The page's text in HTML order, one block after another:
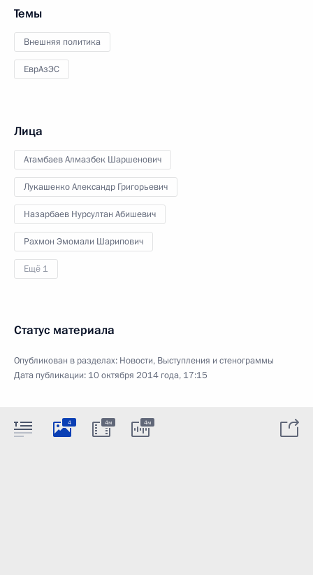
Темы
Внешняя политика
ЕврАзЭС
Лица
Атамбаев Алмазбек Шаршенович
Лукашенко Александр Григорьевич
Назарбаев Нурсултан Абишевич
Рахмон Эмомали Шарипович
Ещё 1
Статус материала
Опубликован в разделах: Новости, Выступления и стенограммы
Дата публикации: 10 октября 2014 года, 17:15
4 4м 4м